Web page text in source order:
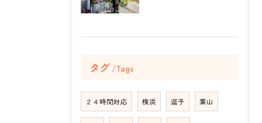
タグ Tags
２４時間対応 横浜 逗子 葉山